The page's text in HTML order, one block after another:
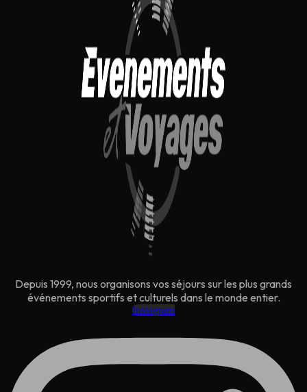
Depuis 1999, nous organisons vos séjours sur les plus grands
événements sportifs et culturels dans le monde entier.
Instagram